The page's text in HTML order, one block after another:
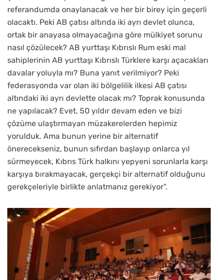
referandumda onaylanacak ve her bir birey için geçerli
olacaktı. Peki AB çatısı altında iki ayrı devlet olunca,
ortak bir anayasa olmayacağına göre mülkiyet sorunu
nasıl çözülecek? AB yurttaşı Kıbrıslı Rum eski mal
sahiplerinin AB yurttaşı Kıbrıslı Türklere karşı açacakları
davalar yoluyla mı? Buna yanıt verilmiyor? Peki
federasyonda var olan iki bölgelilik ilkesi AB çatısı
altındaki iki ayrı devlette olacak mı? Toprak konusunda
ne yapılacak? Evet, 50 yıldır devam eden ve bizi
çözüme ulaştırmayan müzakerelerden hepimiz
yorulduk. Ama bunun yerine bir alternatif
önerecekseniz, bunun sıfırdan başlayıp onlarca yıl
sürmeyecek, Kıbrıs Türk halkını yepyeni sorunlarla karşı
karşıya bırakmayacak, gerçekçi bir alternatif olduğunu
gerekçeleriyle birlikte anlatmanız gerekiyor”.